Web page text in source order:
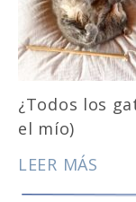
¿Todos los
el mío)
LEER MÁS